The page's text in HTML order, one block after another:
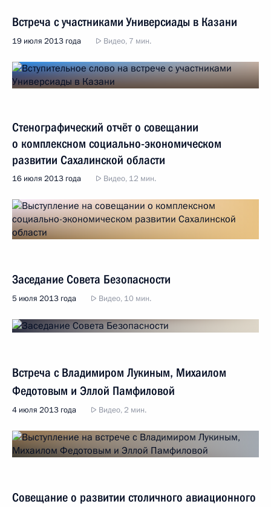
Встреча с участниками Универсиады в Казани
19 июля 2013 года Видео, 7 мин.
Стенографический отчёт о совещании
о комплексном социально-экономическом
развитии Сахалинской области
16 июля 2013 года Видео, 12 мин.
Заседание Совета Безопасности
5 июля 2013 года Видео, 10 мин.
Встреча с Владимиром Лукиным, Михаилом
Федотовым и Эллой Памфиловой
4 июля 2013 года Видео, 2 мин.
Совещание о развитии столичного авиационного